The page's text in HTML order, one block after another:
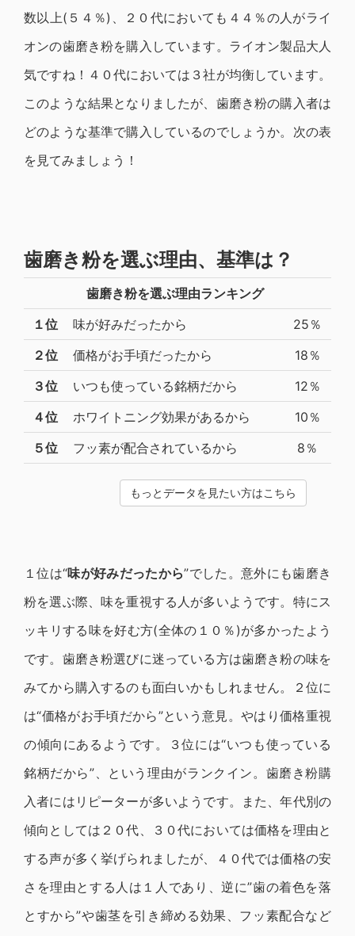
数以上(５４％)、２０代においても４４％の人がライ
オンの歯磨き粉を購入しています。ライオン製品大人
気ですね！４０代においては３社が均衡しています。
このような結果となりましたが、歯磨き粉の購入者は
どのような基準で購入しているのでしょうか。次の表
を見てみましょう！
歯磨き粉を選ぶ理由、基準は？
歯磨き粉を選ぶ理由ランキング
１位
味が好みだったから
25％
２位
価格がお手頃だったから
18％
３位
いつも使っている銘柄だから
12％
４位
ホワイトニング効果があるから
10％
５位
フッ素が配合されているから 8％
もっとデータを見たい方はこちら
１位は“味が好みだったから”でした。意外にも歯磨き
粉を選ぶ際、味を重視する人が多いようです。特にス
ッキリする味を好む方(全体の１０％)が多かったよう
です。歯磨き粉選びに迷っている方は歯磨き粉の味を
みてから購入するのも面白いかもしれません。２位に
は“価格がお手頃だから”という意見。やはり価格重視
の傾向にあるようです。３位には“いつも使っている
銘柄だから”、という理由がランクイン。歯磨き粉購
入者にはリピーターが多いようです。また、年代別の
傾向としては２０代、３０代においては価格を理由と
する声が多く挙げられましたが、４０代では価格の安
さを理由とする人は１人であり、逆に”歯の着色を落
とすから”や歯茎を引き締める効果、フッ素配合など